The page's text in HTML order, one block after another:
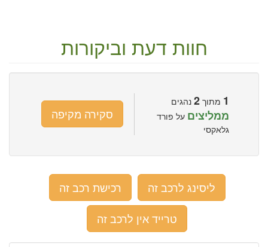
חוות דעת וביקורות
1 מתוך 2 נהגים
ממליצים על פורד
גלאקסי
סקירה מקיפה
ליסינג לרכב זה
רכישת רכב זה
טרייד אין לרכב זה